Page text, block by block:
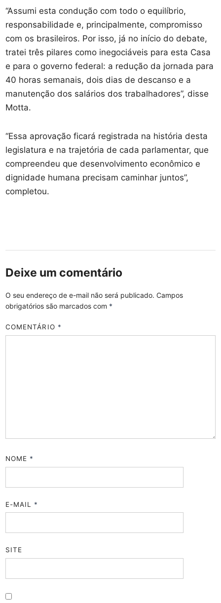
“Assumi esta condução com todo o equilíbrio,
responsabilidade e, principalmente, compromisso
com os brasileiros. Por isso, já no início do debate,
tratei três pilares como inegociáveis para esta Casa
e para o governo federal: a redução da jornada para
40 horas semanais, dois dias de descanso e a
manutenção dos salários dos trabalhadores”, disse
Motta.
“Essa aprovação ficará registrada na história desta
legislatura e na trajetória de cada parlamentar, que
compreendeu que desenvolvimento econômico e
dignidade humana precisam caminhar juntos”,
completou.
Deixe um comentário
O seu endereço de e-mail não será publicado. Campos
obrigatórios são marcados com *
COMENTÁRIO *
NOME *
E-MAIL *
SITE